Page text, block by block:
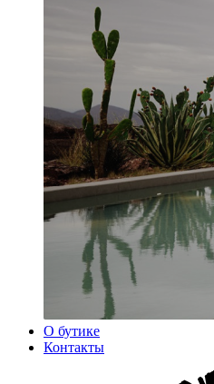
О бутике
Контакты